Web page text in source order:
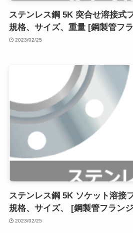
ステンレス鋼 5K 突合せ溶接式
規格、サイズ、重量 [鋼製管フ
2023/02/25
ステンレス鋼 5K ソケット溶接
規格、サイズ、 [鋼製管フラン
2023/02/25